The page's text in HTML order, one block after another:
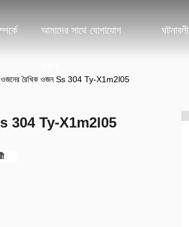
আমাদের সাথে যোগাযোগ ঘটনাবলী
ওজনের রৈখিক ওজন Ss 304 Ty-X1m2l05
Ss 304 Ty-X1m2l05